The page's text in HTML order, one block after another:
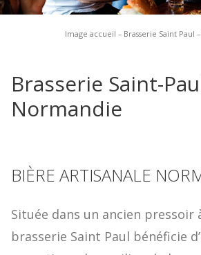
Image accueil – Brasserie Saint
Brasserie Saint-
Normandie
BIÈRE ARTISANALE
Située dans un ancien pressoir
brasserie Saint Paul bénéficie